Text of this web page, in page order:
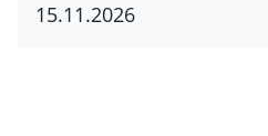
15.11.2026